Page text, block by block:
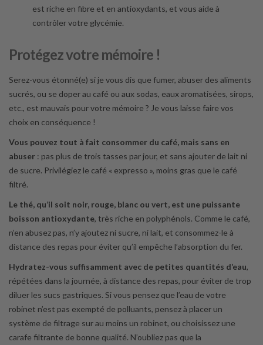
est riche en fibre et en antioxydants, et vous aide à
contrôler votre glycémie.
Protégez votre mémoire !
Serez-vous étonné(e) si je vous dis que fumer, abuser des aliments
sucrés, ou se doper au café ou aux sodas, eaux aromatisées, sirops,
etc., est mauvais pour votre mémoire ? Je vous laisse faire vos
choix en conséquence !
Vous pouvez tout à fait consommer du café, mais sans en
abuser : pas plus de trois tasses par jour, et sans ajouter de lait ni
de sucre. Privilégiez le café « expresso », moins gras que le café
filtré.
Le thé, qu’il soit noir, rouge, blanc ou vert, est une puissante
boisson antioxydante, très riche en polyphénols. Comme le café,
n’en abusez pas, n’y ajoutez ni sucre, ni lait, et consommez-le à
distance des repas pour éviter qu’il empêche l’absorption du fer.
Hydratez-vous suffisamment avec de petites quantités d’eau,
répétées dans la journée, à distance des repas, pour éviter de trop
diluer les sucs gastriques. Si vous pensez que l’eau de votre
robinet n’est pas exempté de polluants, pensez à placer un
système de filtrage sur au moins un robinet, ou choisissez une
carafe filtrante de bonne qualité. N’oubliez pas que la